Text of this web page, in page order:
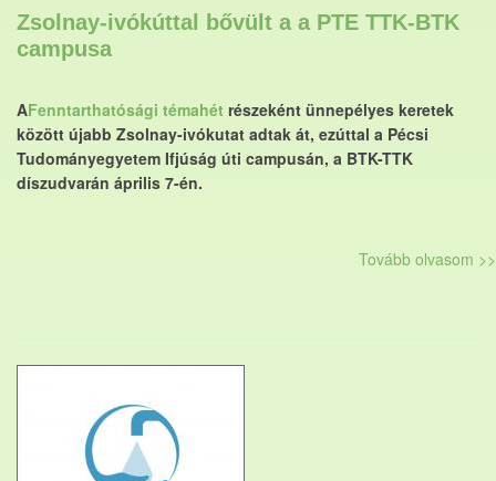
Zsolnay-ivókúttal bővült a a PTE TTK-BTK
campusa
AFenntarthatósági témahét részeként ünnepélyes keretek
között újabb Zsolnay-ivókutat adtak át, ezúttal a Pécsi
Tudományegyetem Ifjúság úti campusán, a BTK-TTK
díszudvarán április 7-én.
Tovább olvasom >>